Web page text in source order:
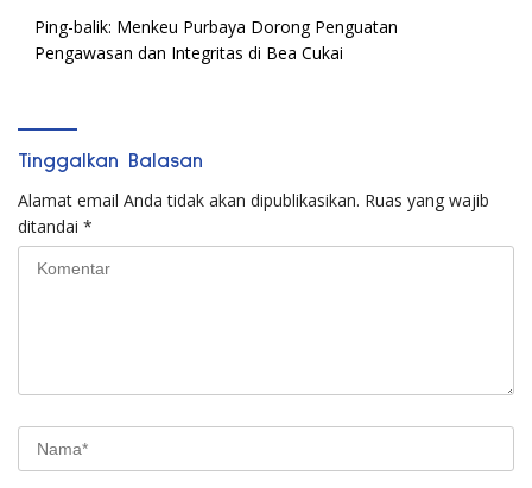
Ping-balik: Menkeu Purbaya Dorong Penguatan
Pengawasan dan Integritas di Bea Cukai
Tinggalkan Balasan
Alamat email Anda tidak akan dipublikasikan. Ruas yang wajib
ditandai *